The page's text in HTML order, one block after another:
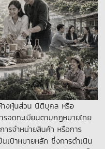
งหุ้นส่วน นิติบุคล หรือ
จดทะเบียนตามกฎหมายไทย
รจำหน่ายสินค้า หรือการ
เป้าหมายหลัก ซึ่งการดำเนิน